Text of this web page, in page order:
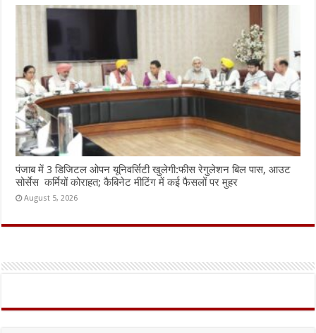
पंजाब में 3 डिजिटल ओपन यूनिवर्सिटी खुलेगी:फीस रेगुलेशन बिल पास, आउट
सोर्सेस कर्मियों कोराहत; कैबिनेट मीटिंग में कई फैसलों पर मुहर
August 5, 2026